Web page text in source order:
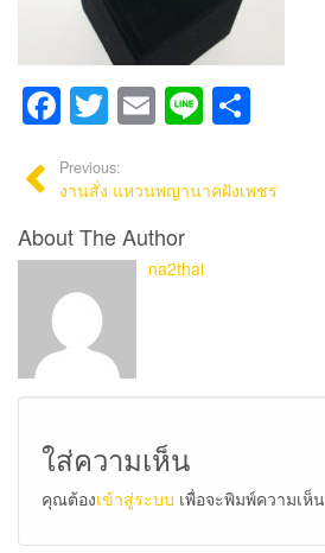
Facebook
Twitter
Email
Line
Previous:
งานสั่ง แหวนพญานาคฝังเพชร
About The Author
na2thai
ใส่ความเห็น
คุณต้องเข้าสู่ระบบ เพื่อจะพิมพ์ความเห็น